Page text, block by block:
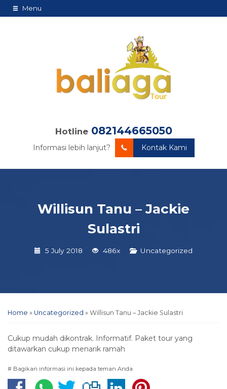
Menu
Hotline 082144665050
Informasi lebih lanjut? Kontak Kami
Willisun Tanu – Jackie
Sulastri
5 July 2018 486x Uncategorized
Home » Uncategorized » Willisun Tanu – Jackie Sulastri
Cukup mudah dikontrak. Informatif. Paket tour yang
ditawarkan cukup menarik ramah
# Bagikan informasi ini kepada teman Anda